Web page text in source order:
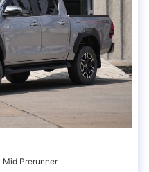
Mid Prerunner